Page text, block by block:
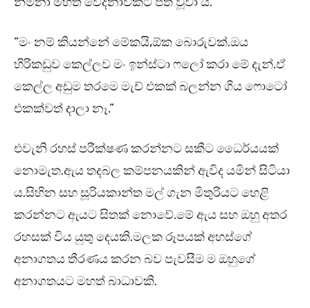
“මං නම් කියන්නේ මේකයි,ඕක බොරුවක්.ඔය
හිරිකඩුව කෙල්ලව මං ඉන්ස්ටා ෆලෝ කරා මේ දැන්.ඒ
කෙල්ල අඩුම තරමෙ මැච් එකක් බලන්න ගිය ෆොටෝ
එකක්වත් දාලා නෑ.”
එවැනි රහස් පරීක්ෂණ කරන්නට සකීට ධෛර්යයක්
නොමැත.ඇය තදබල කම්පනයකින් ඇවිද යමින් සිටියා
ය.සිහින සහ සූරියකාන්ත මල් ගැන මිතුරියට හෙළි
කරන්නට ඇයට සිතක් නොවේ.මේ ඇය සහ ඔහු අතර
රහසක් විය යුතු දෙයකි.මලක රූපයක් අහස්ගේ
අනාගතය තීරණය කරන බව පැවසීම ම ඔහුගේ
අනාගතයට මහත් බාධාවකි.